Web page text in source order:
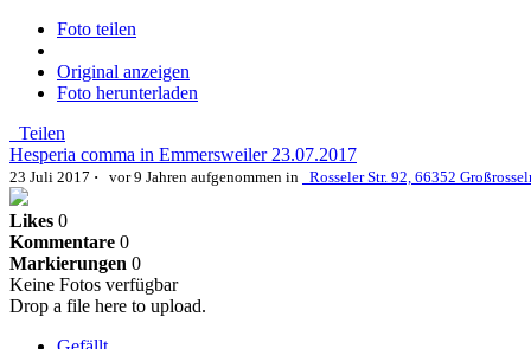
Foto teilen
Original anzeigen
Foto herunterladen
Teilen
Hesperia comma in Emmersweiler 23.07.2017
23 Juli 2017 · vor 9 Jahren aufgenommen in Rosseler Str. 92, 66352
Likes 0
Kommentare 0
Markierungen 0
Keine Fotos verfügbar
Drop a file here to upload.